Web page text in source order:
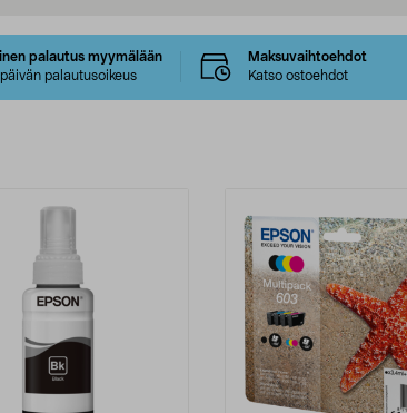
palautus myymälään
palautusoikeus
Maksuvaihtoehdot
Katso ostoehdot